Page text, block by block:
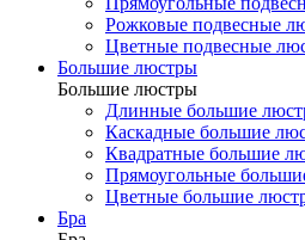
Рожковые подвесные
Цветные подвесные
Большие люстры
Большие люстры
Длинные большие
Каскадные большие
Квадратные большие
Прямоугольные
Цветные большие
Бра